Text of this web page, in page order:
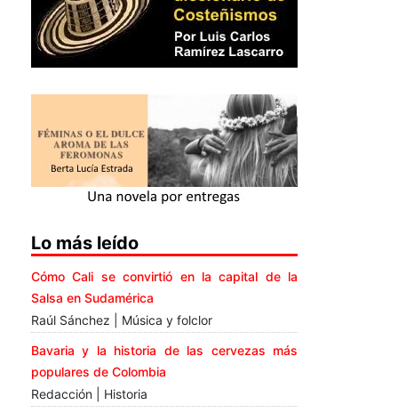
Lo más leído
Cómo Cali se convirtió en la capital de la
Salsa en Sudamérica
Raúl Sánchez | Música y folclor
Bavaria y la historia de las cervezas más
populares de Colombia
Redacción | Historia